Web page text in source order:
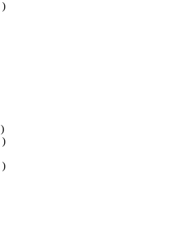
)
)
)
)